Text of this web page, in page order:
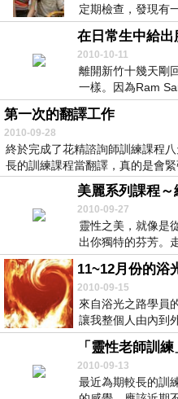
定期檢查，發現有
雖然...
在日常生中給出
2010-10-11
離開新竹十幾天剛
一樣。因為Ram
第一次的翻譯工作
2010-09-28
終於完成了花精諮詢師訓練課程
長的訓練課程當翻譯，真的是會緊
美麗系列課程
2010-09-27
靈性之美，就像是
出你獨特的芬芳。
己或...
2010-09-15
來自浴光之路學員
讓我整個人由內到
一瞬...
「靈性老師訓
2010-09-13
最近為期較長的訓